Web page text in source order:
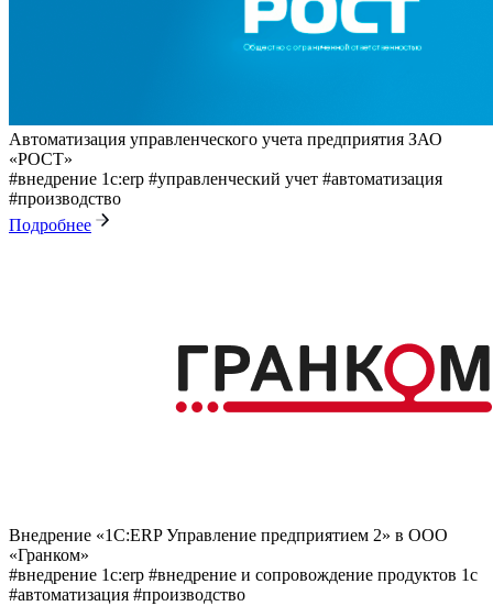
Автоматизация управленческого учета предприятия ЗАО
«РОСТ»
#внедрение 1с:erp #управленческий учет #автоматизация
#производство
Подробнее
Внедрение «1С:ERP Управление предприятием 2» в ООО
«Гранком»
#внедрение 1с:erp #внедрение и сопровождение продуктов 1с
#автоматизация #производство